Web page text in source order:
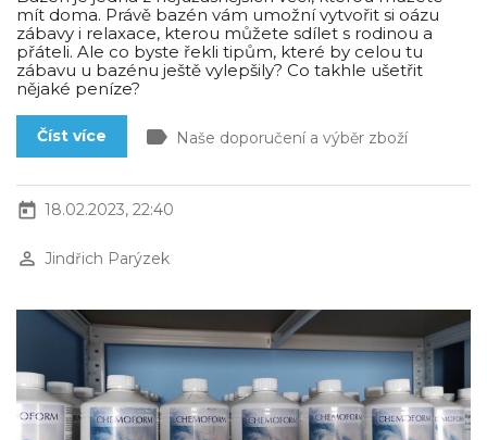
mít doma. Právě bazén vám umožní vytvořit si oázu
zábavy i relaxace, kterou můžete sdílet s rodinou a
přáteli. Ale co byste řekli tipům, které by celou tu
zábavu u bazénu ještě vylepšily? Co takhle ušetřit
nějaké peníze?
Číst více label Naše doporučení a výběr zboží
today 18.02.2023, 22:40
perm_identity Jindřich Parýzek